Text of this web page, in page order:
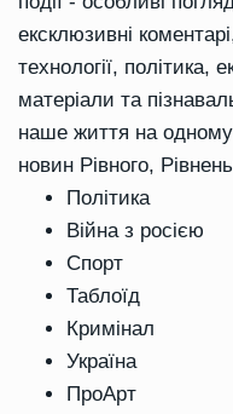
ексклюзивні
технології, політика,
матеріали та
наше життя на одному
новин Рівного,
Політика
Війна з росією
Спорт
Таблоїд
Кримінал
Україна
ПроАрт